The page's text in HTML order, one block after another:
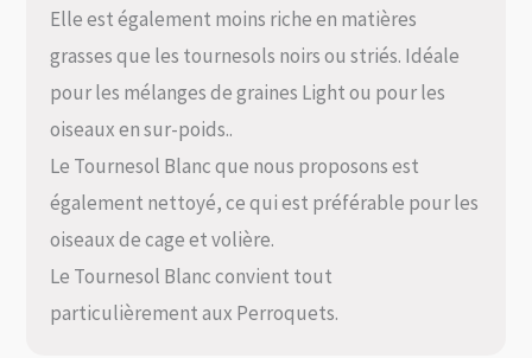
Elle est également moins riche en matières
grasses que les tournesols noirs ou striés. Idéale
pour les mélanges de graines Light ou pour les
oiseaux en sur-poids..
Le Tournesol Blanc que nous proposons est
également nettoyé, ce qui est préférable pour les
oiseaux de cage et volière.
Le Tournesol Blanc convient tout
particulièrement aux Perroquets.